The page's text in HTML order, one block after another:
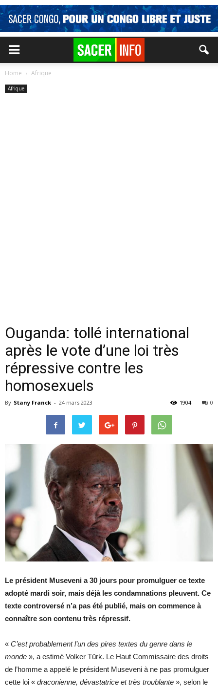
Home Afrique
Afrique
Ouganda: tollé international
après le vote d’une loi très
répressive contre les
homosexuels
By Stany Franck - 24 mars 2023 0
1904
Le président Museveni a 30 jours pour promulguer ce texte
adopté mardi soir, mais déjà les condamnations pleuvent. Ce
texte controversé n’a pas été publié, mais on commence à
connaître son contenu très répressif.
« C’est probablement l’un des pires textes du genre dans le
monde », a estimé Volker Türk. Le Haut Commissaire des droits
de l’homme a appelé le président Museveni à ne pas promulguer
cette loi « draconienne, dévastatrice et très troublante », selon le